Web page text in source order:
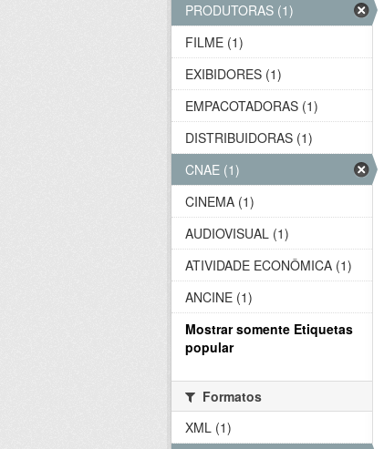
PRODUTORAS (1)
FILME (1)
EXIBIDORES (1)
EMPACOTADORAS (1)
DISTRIBUIDORAS (1)
CNAE (1)
CINEMA (1)
AUDIOVISUAL (1)
ATIVIDADE ECONÔMICA (1)
ANCINE (1)
Mostrar somente Etiquetas
popular
Formatos
XML (1)